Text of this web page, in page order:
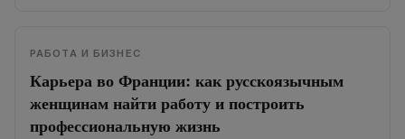
РАБОТА И БИЗНЕС
Карьера во Франции: как русскоязычным
женщинам найти работу и построить
профессиональную жизнь